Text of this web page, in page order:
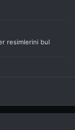
resimlerini bul